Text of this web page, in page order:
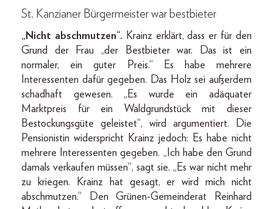
St. Kanzianer Bürgermeister war bestbieter
„Nicht abschmutzen“. Krainz erklärt, dass er für den
Grund der Frau „der Bestbieter war. Das ist ein
normaler, ein guter Preis.“ Es habe mehrere
Interessenten dafür gegeben. Das Holz sei außerdem
schadhaft gewesen. „Es wurde ein adäquater
Marktpreis für ein Waldgrundstück mit dieser
Bestockungsgüte geleistet“, wird argumentiert. Die
Pensionistin widerspricht Krainz jedoch: Es habe nicht
mehrere Interessenten gegeben. „Ich habe den Grund
damals verkaufen müssen“, sagt sie. „Es war nicht mehr
zu kriegen. Krainz hat gesagt, er wird mich nicht
abschmutzen.“ Den Grünen-Gemeinderat Reinhard